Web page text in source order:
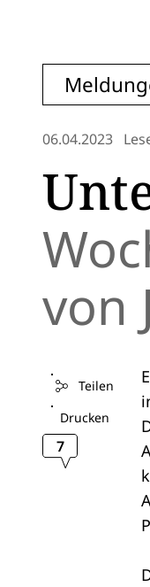
06.04.2023
von
Teilen
Drucken
7